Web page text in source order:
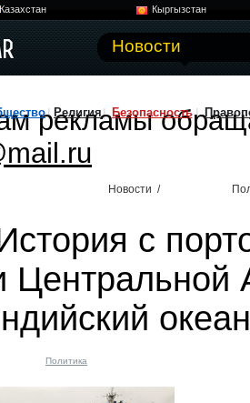
Казахстан
Кыргызстан
Новости
Религия Безопасность
рекламы
Новости /
с
Центральной
Политика